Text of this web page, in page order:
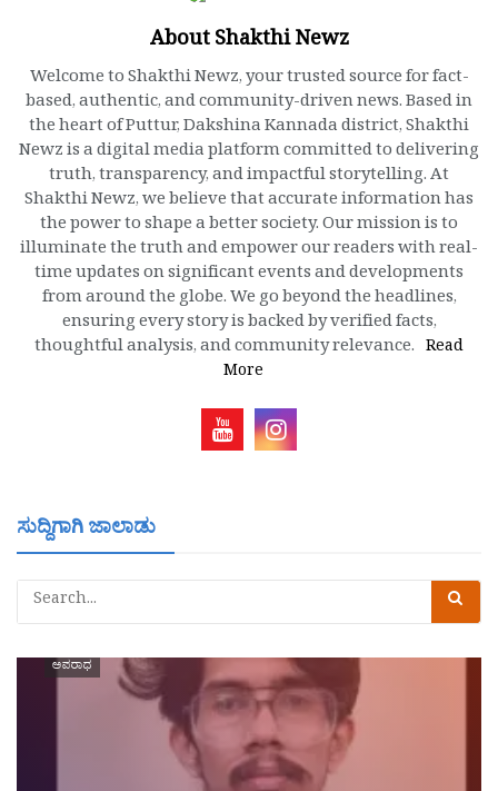
About Shakthi Newz
Welcome to Shakthi Newz, your trusted source for fact-
based, authentic, and community-driven news. Based in
the heart of Puttur, Dakshina Kannada district, Shakthi
Newz is a digital media platform committed to delivering
truth, transparency, and impactful storytelling. At
Shakthi Newz, we believe that accurate information has
the power to shape a better society. Our mission is to
illuminate the truth and empower our readers with real-
time updates on significant events and developments
from around the globe. We go beyond the headlines,
ensuring every story is backed by verified facts,
thoughtful analysis, and community relevance. Read
More
ಸುದ್ದಿಗಾಗಿ ಜಾಲಾಡು
ಅಪರಾಧ